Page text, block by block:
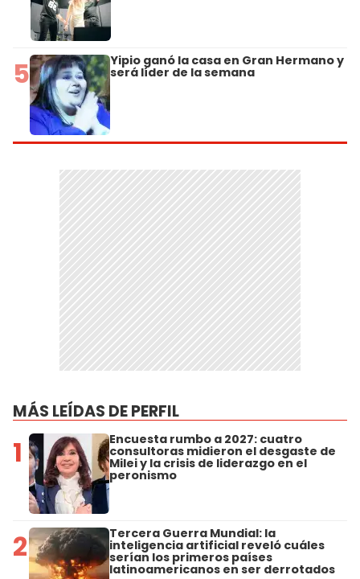
5 Yipio ganó la casa en Gran Hermano y
será líder de la semana
MÁS LEÍDAS DE PERFIL
1 Encuesta rumbo a 2027: cuatro
consultoras midieron el desgaste de
Milei y la crisis de liderazgo en el
peronismo
2 Tercera Guerra Mundial: la
inteligencia artificial reveló cuáles
serían los primeros países
latinoamericanos en ser derrotados